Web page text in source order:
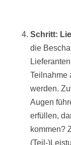
Schritt:
die
Teilnahme
werden.
Augen
erfüllen,
kommen?
(Teil-